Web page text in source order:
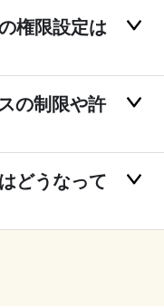
権限設定は
の制限や許
どうなって